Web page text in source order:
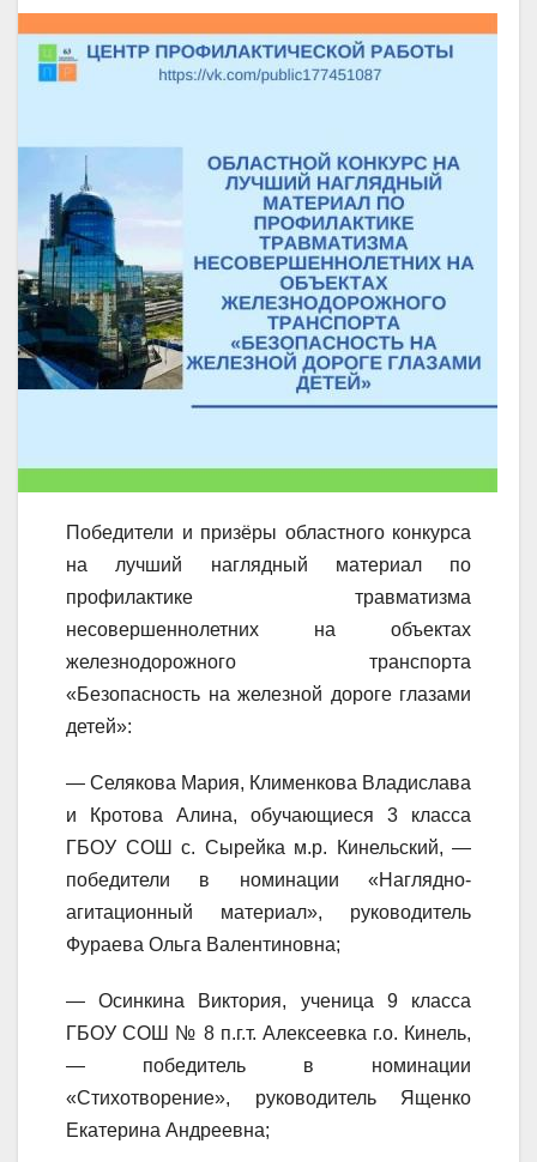
Победители и призёры областного конкурса
на лучший наглядный материал по
профилактике травматизма
несовершеннолетних на объектах
железнодорожного транспорта
«Безопасность на железной дороге глазами
детей»:
— Селякова Мария, Клименкова Владислава
и Кротова Алина, обучающиеся 3 класса
ГБОУ СОШ с. Сырейка м.р. Кинельский, —
победители в номинации «Наглядно-
агитационный материал», руководитель
Фураева Ольга Валентиновна;
— Осинкина Виктория, ученица 9 класса
ГБОУ СОШ № 8 п.г.т. Алексеевка г.о. Кинель,
— победитель в номинации
«Стихотворение», руководитель Ященко
Екатерина Андреевна;